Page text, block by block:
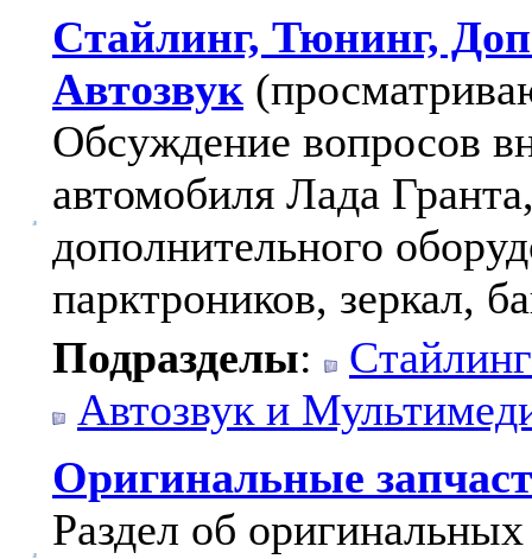
Стайлинг, Тюнинг,
Автозвук
Обсуждение вопросов
автомобиля Лада
дополнительного
парктроников, зеркал,
Подразделы:
Стайлинг
Автозвук и
Оригинальные
Раздел об